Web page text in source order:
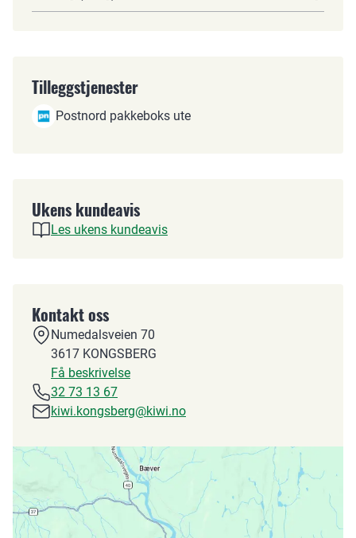
Tilleggstjenester
Postnord pakkeboks ute
Ukens kundeavis
Les ukens kundeavis
Kontakt oss
Numedalsveien 70
3617 KONGSBERG
Få beskrivelse
32 73 13 67
kiwi.kongsberg@kiwi.no